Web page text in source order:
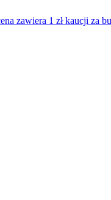
zawiera 1 zł kaucji za